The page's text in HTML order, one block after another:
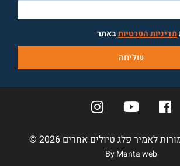
הפרטיותבאתר
שליחה
לאמיר פלג טיולים אחרים 2026 ©
By Manta web